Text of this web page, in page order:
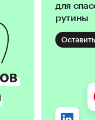
для
рутины